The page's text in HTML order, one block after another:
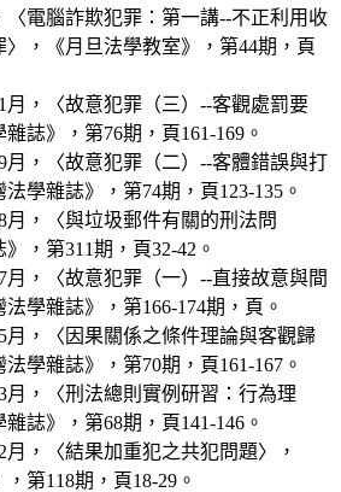
〈電腦詐欺犯罪：第一講--不正利用收
，《月旦法學教室》，第44期，頁
月，〈故意犯罪（三）--客觀處罰要
誌》，第76期，頁161-169。
月，〈故意犯罪（二）--客體錯誤與打
學雜誌》，第74期，頁123-135。
月，〈與垃圾郵件有關的刑法問
，第311期，頁32-42。
月，〈故意犯罪（一）--直接故意與間
學雜誌》，第166-174期，頁。
月，〈因果關係之條件理論與客觀歸
學雜誌》，第70期，頁161-167。
月，〈刑法總則實例研習：行為理
誌》，第68期，頁141-146。
月，〈結果加重犯之共犯問題〉，
，第118期，頁18-29。